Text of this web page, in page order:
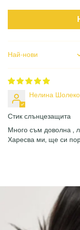
Sort by
Нелина
Стик слънцезащита
Много съм доволна ,
Харесва ми, ще си